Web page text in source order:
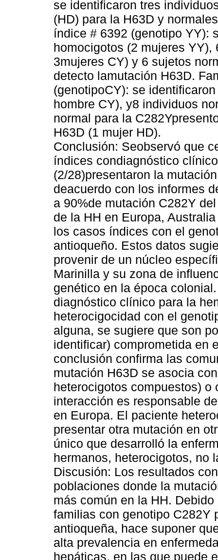
se identificaron tres
(HD) para la H63D y
índice # 6392 (genotipo YY):
homocigotos (2 mujeres
3mujeres CY) y 6 sujetos
detecto lamutación H63D.
(genotipoCY): se
hombre CY), y8 individuos
normal para la
H63D (1 mujer HD).
Conclusión: Seobservó que
índices condiagnóstico
(2/28)presentaron la
deacuerdo con los informes
a 90%de mutación C282Y
de la HH en Europa,
los casos índices con el
antioqueño. Estos datos
provenir de un núcleo
Marinilla y su zona de
genético en la época
diagnóstico clínico para la
heterocigocidad con el
alguna, se sugiere que son
identificar) comprometida en
conclusión confirma las
mutación H63D se asocia
heterocigotos compuestos)
interacción es responsable
en Europa. El paciente
presentar otra mutación en
único que desarrolló la
hermanos, heterocigotos, no
Discusión: Los resultados
poblaciones donde la
más común en la HH.
familias con genotipo C282Y
antioqueña, hace suponer
alta prevalencia en
hepáticas, en las que puede